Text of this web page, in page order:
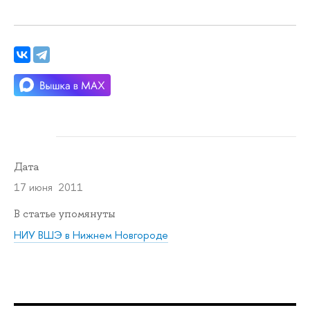
Дата
17 июня 2011
В статье упомянуты
НИУ ВШЭ в Нижнем Новгороде